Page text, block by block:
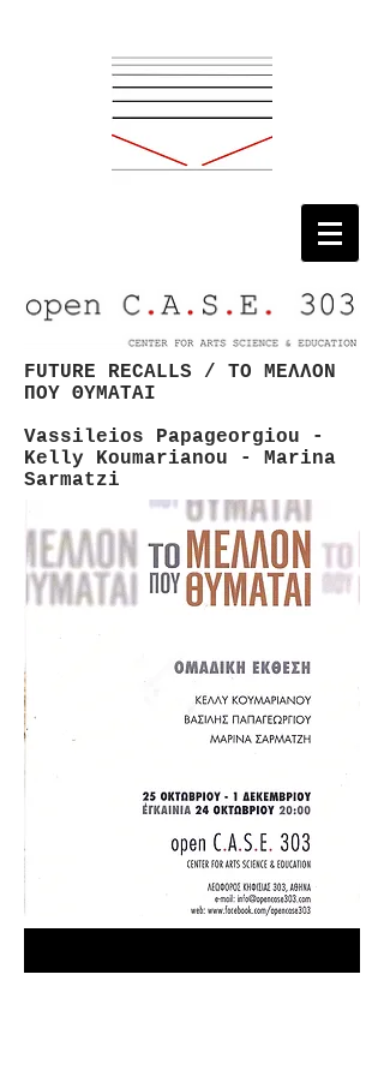
FUTURE RECALLS / ΤΟ ΜΕΛΛΟΝ
ΠΟΥ ΘΥΜΑΤΑΙ
Vassileios Papageorgiou -
Kelly Koumarianou - Marina
Sarmatzi